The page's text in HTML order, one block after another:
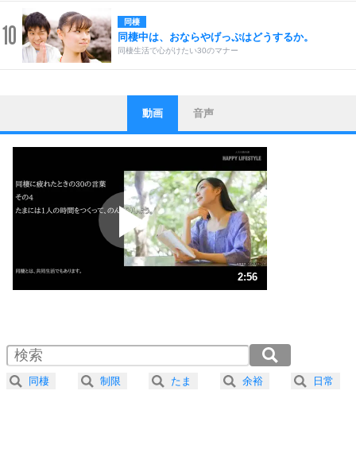
10 同棲
同棲中は、おならやげっぷはどうするか。
同棲生活で心がけたい30のマナー
1
ストレス対策
他人と比べない。
いっそのこと、他人を見ない。
いらいらしない人になる30の方法
プラス思考
ポジティブになれない原因は、行動しないから。
ポジティブ思考になる30の方法
ストレス対策
人生、なんとかなるもの。
気楽に生きる30の方法
4 器の大きい人は、怒りを優しさで表現する。
プラス思考
動画 音声
2:56
2.0倍速 （345KB 1分28秒）
2.5倍速 （276KB 1分10秒）
3.0倍速 （231KB 58秒）
同棲 制限 たま 余裕 日常